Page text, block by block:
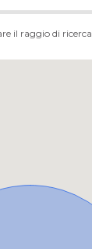
il raggio di ricerca